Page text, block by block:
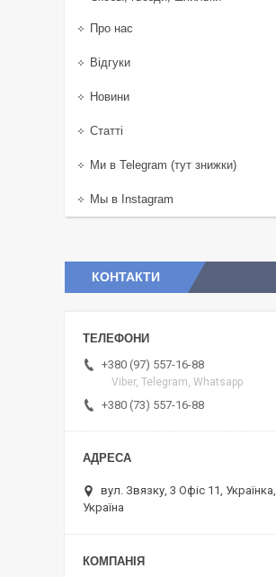
Про нас
Відгуки
Новини
Статті
Ми в Telegram (тут знижки)
Мы в Instagram
КОНТАКТИ
+380 (97) 557-16-88
Viber, Telegram, Whatsapp
+380 (73) 557-16-88
вул. Звязку, 3 Офіс 11, Українка,
Україна